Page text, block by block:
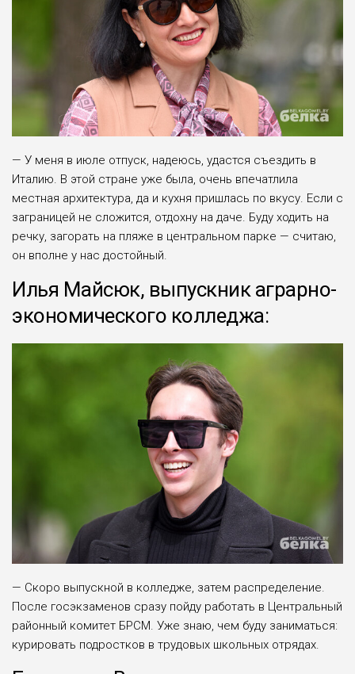
— У меня в июле отпуск, надеюсь, удастся съездить в
Италию. В этой стране уже была, очень впечатлила
местная архитектура, да и кухня пришлась по вкусу. Если с
заграницей не сложится, отдохну на даче. Буду ходить на
речку, загорать на пляже в центральном парке — считаю,
он вполне у нас достойный.
Илья Майсюк, выпускник аграрно-
экономического колледжа:
— Скоро выпускной в колледже, затем распределение.
После госэкзаменов сразу пойду работать в Центральный
районный комитет БРСМ. Уже знаю, чем буду заниматься:
курировать подростков в трудовых школьных отрядах.